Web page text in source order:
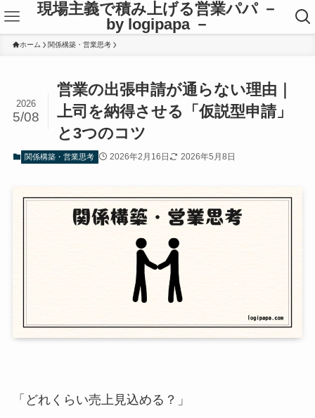
現場主義で積み上げる営業パパ －
by logipapa －
ホーム 関係構築・営業思考
営業の出張申請が通らない理由｜
上司を納得させる「仮説型申請」
と3つのコツ
2026
5/08
関係構築・営業思考 2026年2月16日 2026年5月8日
「どれくらい売上見込める？」